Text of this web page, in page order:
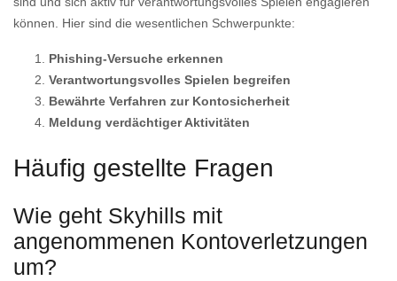
können. Hier sind die wesentlichen Schwerpunkte:
Phishing-Versuche erkennen
Verantwortungsvolles Spielen begreifen
Bewährte Verfahren zur Kontosicherheit
Meldung verdächtiger Aktivitäten
Häufig gestellte Fragen
Wie geht Skyhills mit
angenommenen Kontoverletzungen
um?